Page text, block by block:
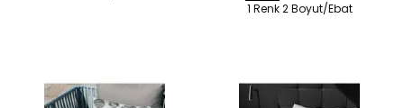
1 Renk 2 Boyut/Ebat